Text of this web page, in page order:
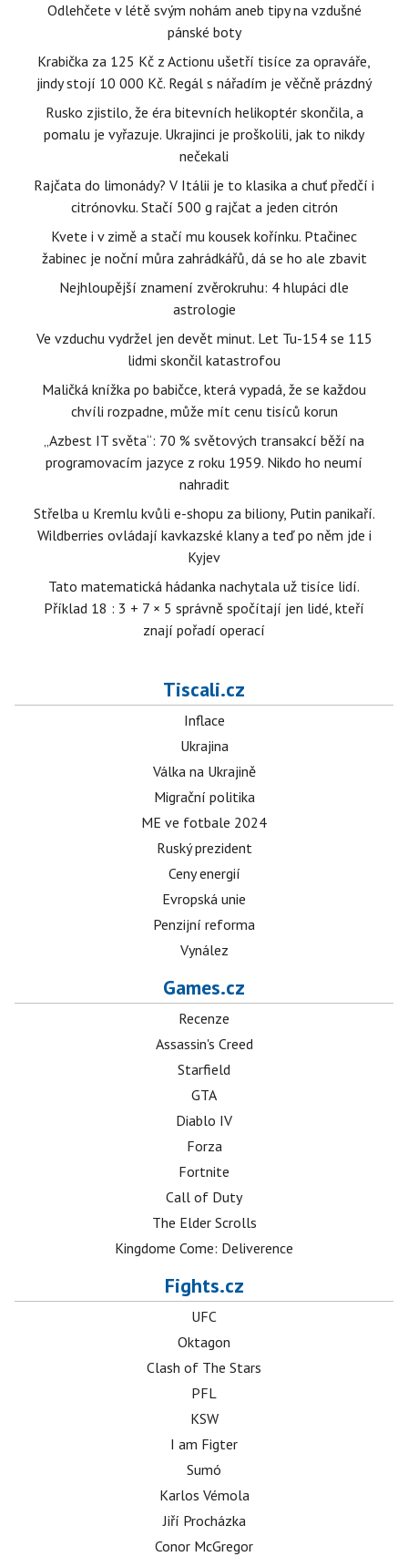
Odlehčete v létě svým nohám aneb tipy na vzdušné
pánské boty
Krabička za 125 Kč z Actionu ušetří tisíce za opraváře,
jindy stojí 10 000 Kč. Regál s nářadím je věčně prázdný
Rusko zjistilo, že éra bitevních helikoptér skončila, a
pomalu je vyřazuje. Ukrajinci je proškolili, jak to nikdy
nečekali
Rajčata do limonády? V Itálii je to klasika a chuť předčí i
citrónovku. Stačí 500 g rajčat a jeden citrón
Kvete i v zimě a stačí mu kousek kořínku. Ptačinec
žabinec je noční můra zahrádkářů, dá se ho ale zbavit
Nejhloupější znamení zvěrokruhu: 4 hlupáci dle
astrologie
Ve vzduchu vydržel jen devět minut. Let Tu-154 se 115
lidmi skončil katastrofou
Maličká knížka po babičce, která vypadá, že se každou
chvíli rozpadne, může mít cenu tisíců korun
„Azbest IT světa“: 70 % světových transakcí běží na
programovacím jazyce z roku 1959. Nikdo ho neumí
nahradit
Střelba u Kremlu kvůli e-shopu za biliony, Putin panikaří.
Wildberries ovládají kavkazské klany a teď po něm jde i
Kyjev
Tato matematická hádanka nachytala už tisíce lidí.
Příklad 18 : 3 + 7 × 5 správně spočítají jen lidé, kteří
znají pořadí operací
Tiscali.cz
Inflace
Ukrajina
Válka na Ukrajině
Migrační politika
ME ve fotbale 2024
Ruský prezident
Ceny energií
Evropská unie
Penzijní reforma
Vynález
Games.cz
Recenze
Assassin's Creed
Starfield
GTA
Diablo IV
Forza
Fortnite
Call of Duty
The Elder Scrolls
Kingdome Come: Deliverence
Fights.cz
UFC
Oktagon
Clash of The Stars
PFL
KSW
I am Figter
Sumó
Karlos Vémola
Jiří Procházka
Conor McGregor